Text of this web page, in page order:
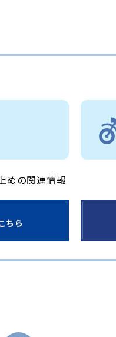
めの関連情報
ちら